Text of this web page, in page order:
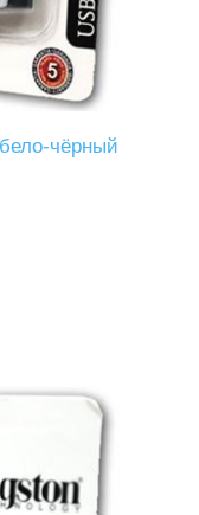
чёрный